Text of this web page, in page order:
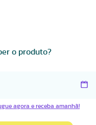
o produto?
agora e receba amanhã!